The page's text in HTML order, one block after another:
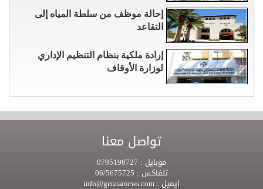
إحالة موظف من سلطة المياه إلى
التقاعد
إرادة ملكية بنظام التنظيم الإداري
لوزارة الأوقاف
تواصل معنا
موبايل :
تلفاكس :
ايميل :